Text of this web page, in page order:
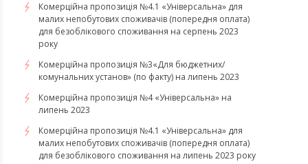
Комерційна пропозиція №4.1 «Універсальна» для
малих непобутових споживачів (попередня оплата)
для безоблікового споживання на серпень 2023
року
​​​​​​​Комерційна пропозиція №3«Для бюджетних/
комунальних установ» (по факту) на липень 2023
Комерційна пропозиція №4 «Універсальна» на
липень 2023
Комерційна пропозиція №4.1 «Універсальна» для
малих непобутових споживачів (попередня оплата)
для безоблікового споживання на липень 2023 року